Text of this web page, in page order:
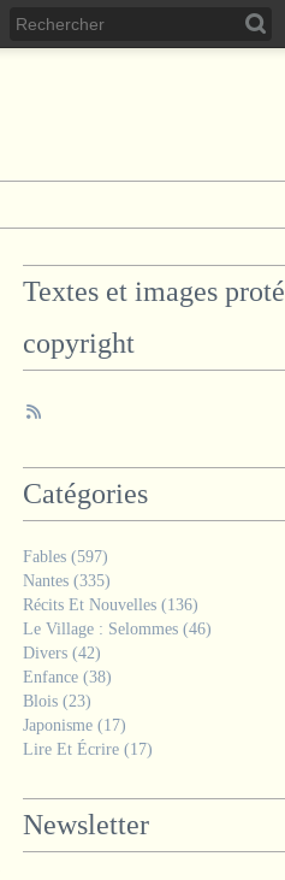
Textes et images
copyright
Catégories
Fables (597)
Nantes (335)
Récits Et Nouvelles (136)
Le Village : Selommes (46)
Divers (42)
Enfance (38)
Blois (23)
Japonisme (17)
Lire Et Écrire (17)
Newsletter